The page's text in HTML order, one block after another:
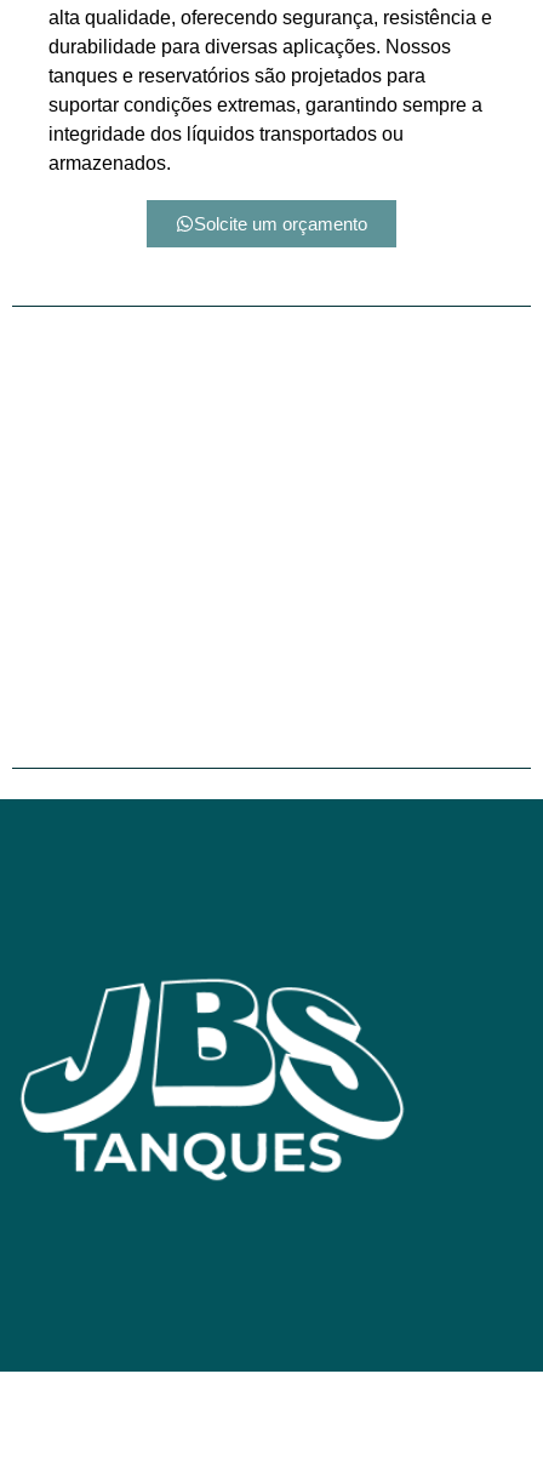
alta qualidade, oferecendo segurança, resistência e
durabilidade para diversas aplicações. Nossos
tanques e reservatórios são projetados para
suportar condições extremas, garantindo sempre a
integridade dos líquidos transportados ou
armazenados.
Solcite um orçamento